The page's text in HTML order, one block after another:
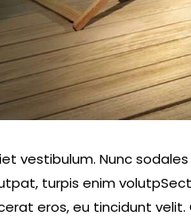
vestibulum. Nunc
turpis enim
eros, eu tincidunt